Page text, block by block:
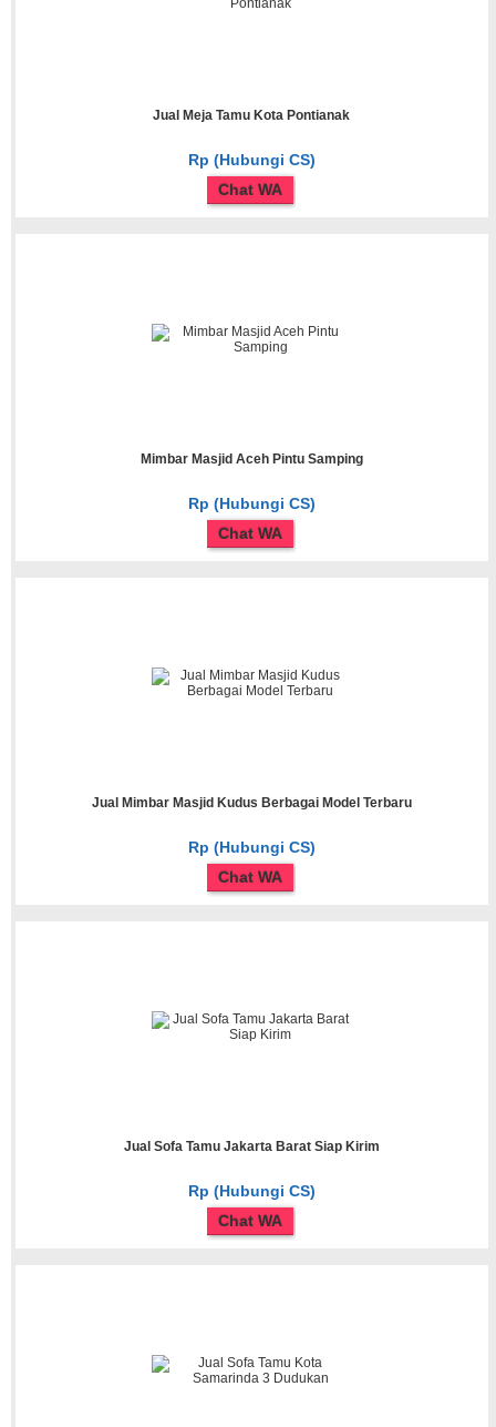
Jual Meja Tamu Kota Pontianak
Rp (Hubungi CS)
Chat WA
Mimbar Masjid Aceh Pintu Samping
Rp (Hubungi CS)
Chat WA
Jual Mimbar Masjid Kudus Berbagai Model Terbaru
Rp (Hubungi CS)
Chat WA
Jual Sofa Tamu Jakarta Barat Siap Kirim
Rp (Hubungi CS)
Chat WA